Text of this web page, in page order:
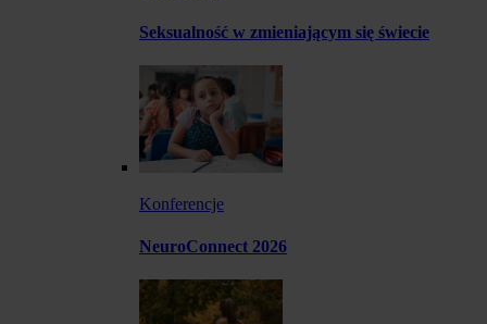
Seksualność w zmieniającym się świecie
Konferencje
NeuroConnect 2026